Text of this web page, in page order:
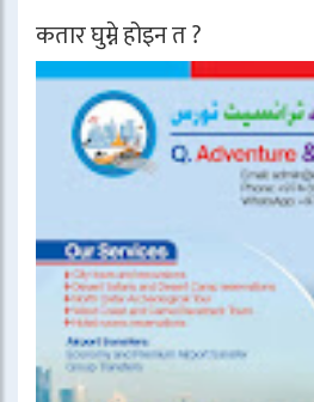
कतार घुम्ने होइन त ?